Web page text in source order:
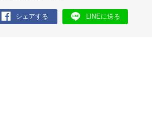
シェアする LINEに送る